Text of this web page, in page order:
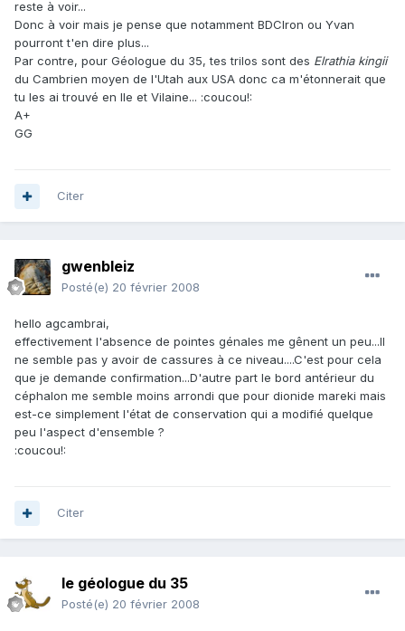
reste à voir...
Donc à voir mais je pense que notamment BDCIron ou Yvan
pourront t'en dire plus...
Par contre, pour Géologue du 35, tes trilos sont des Elrathia kingii
du Cambrien moyen de l'Utah aux USA donc ca m'étonnerait que
tu les ai trouvé en Ile et Vilaine... :coucou!:
A+
GG
Citer
gwenbleiz
Posté(e) 20 février 2008
hello agcambrai,
effectivement l'absence de pointes génales me gênent un peu...Il
ne semble pas y avoir de cassures à ce niveau....C'est pour cela
que je demande confirmation...D'autre part le bord antérieur du
céphalon me semble moins arrondi que pour dionide mareki mais
est-ce simplement l'état de conservation qui a modifié quelque
peu l'aspect d'ensemble ?
:coucou!:
Citer
le géologue du 35
Posté(e) 20 février 2008